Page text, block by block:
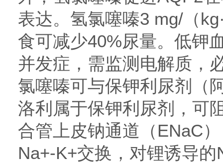
表达。氢氯噻嗪3 mg/（
食可减少40%尿量。低钾
并发症，需监测电解质，
氯噻嗪可与保钾利尿剂（
洛利属于保钾利尿剂，可
合管上皮钠通道（ENaC
Na+-K+交换，对锂诱导